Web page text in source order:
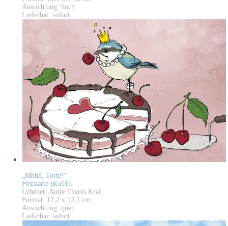
Ausrichtung: hoch
Lieferbar: sofort
„Mhhh, Torte!“
Postkarte pk5016
Urheber: Antje Therés Kral
Format: 17,2 x 12,1 cm
Ausrichtung: quer
Lieferbar: sofort